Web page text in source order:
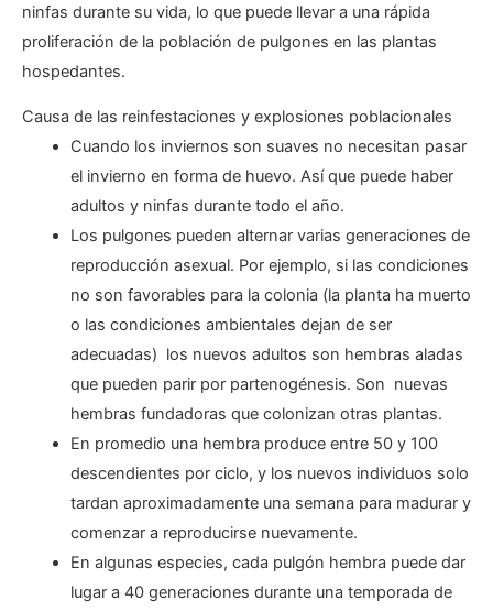
ninfas durante su vida, lo que puede llevar a una rápida
proliferación de la población de pulgones en las plantas
hospedantes.
Causa de las reinfestaciones y explosiones poblacionales
Cuando los inviernos son suaves no necesitan pasar
el invierno en forma de huevo. Así que puede haber
adultos y ninfas durante todo el año.
Los pulgones pueden alternar varias generaciones de
reproducción asexual. Por ejemplo, si las condiciones
no son favorables para la colonia (la planta ha muerto
o las condiciones ambientales dejan de ser
adecuadas) los nuevos adultos son hembras aladas
que pueden parir por partenogénesis. Son nuevas
hembras fundadoras que colonizan otras plantas.
En promedio una hembra produce entre 50 y 100
descendientes por ciclo, y los nuevos individuos solo
tardan aproximadamente una semana para madurar y
comenzar a reproducirse nuevamente.
En algunas especies, cada pulgón hembra puede dar
lugar a 40 generaciones durante una temporada de